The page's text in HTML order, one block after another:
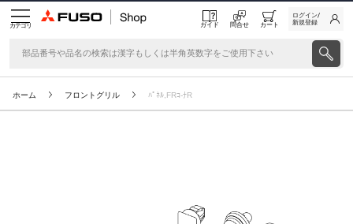
カテゴリ ガイド 問合せ カート
ログイン/
新規登録
ホーム フロントグリル ﾊﾟﾈﾙ,FRｺ-ﾅR